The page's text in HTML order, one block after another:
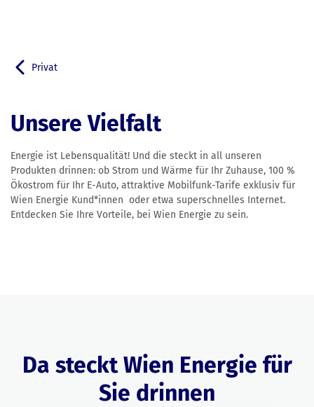
Zurück zu
Privat
Unsere Vielfalt
Energie ist Lebensqualität! Und die steckt in all unseren
Produkten drinnen: ob Strom und Wärme für Ihr Zuhause, 100 %
Ökostrom für Ihr E-Auto, attraktive Mobilfunk-Tarife exklusiv für
Wien Energie Kund*innen oder etwa superschnelles Internet.
Entdecken Sie Ihre Vorteile, bei Wien Energie zu sein.
Da steckt Wien Energie für
Sie drinnen